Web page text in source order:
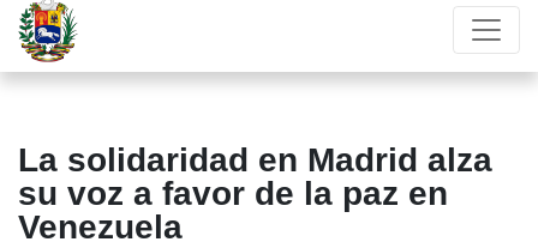
La solidaridad en Madrid alza
su voz a favor de la paz en
Venezuela